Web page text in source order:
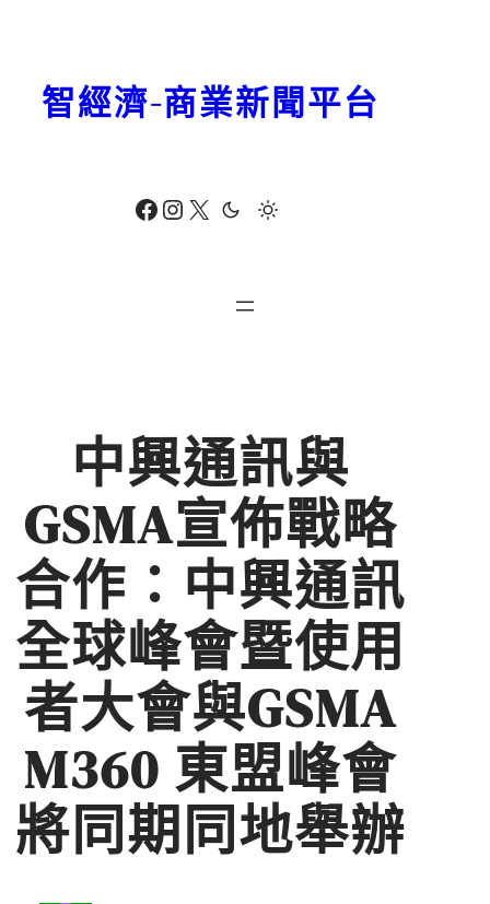
Facebook Instagram X
智經濟-商業新聞平台
中興通訊與
GSMA宣佈戰略
合作：中興通訊
全球峰會暨使用
者大會與GSMA
M360 東盟峰會
將同期同地舉辦